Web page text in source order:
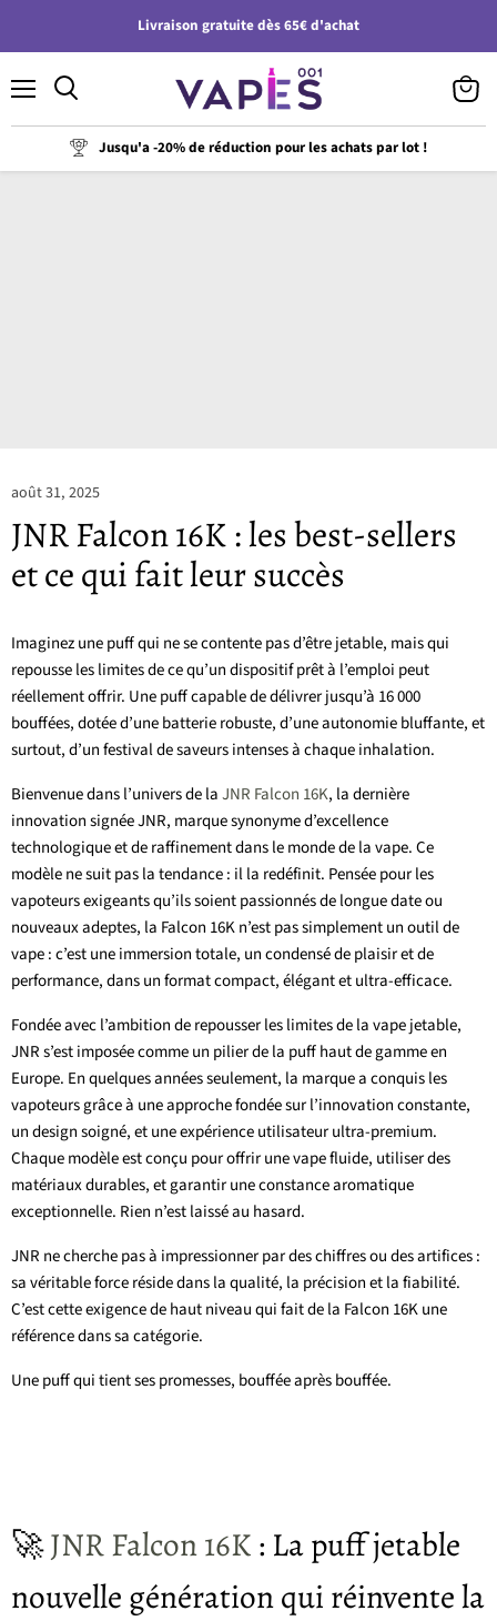
Livraison gratuite dès 65€ d'achat
Jusqu'a -20% de réduction pour les achats par lot !
le
août 31, 2025
JNR Falcon 16K : les best-sellers
et ce qui fait leur succès
Imaginez une puff qui ne se contente pas d’être jetable, mais qui
repousse les limites de ce qu’un dispositif prêt à l’emploi peut
réellement offrir. Une puff capable de délivrer jusqu’à 16 000
bouffées, dotée d’une batterie robuste, d’une autonomie bluffante, et
surtout, d’un festival de saveurs intenses à chaque inhalation.
Bienvenue dans l’univers de laJNR Falcon 16K, la dernière
innovation signée JNR, marque synonyme d’excellence
technologique et de raffinement dans le monde de la vape. Ce
modèle ne suit pas la tendance : il la redéfinit. Pensée pour les
vapoteurs exigeants qu’ils soient passionnés de longue date ou
nouveaux adeptes, la Falcon 16K n’est pas simplement un outil de
vape : c’est une immersion totale, un condensé de plaisir et de
performance, dans un format compact, élégant et ultra-efficace.
Fondée avec l’ambition de repousser les limites de la vape jetable,
JNR s’est imposée comme un pilier de la puff haut de gamme en
Europe. En quelques années seulement, la marque a conquis les
vapoteurs grâce à une approche fondée sur l’innovation constante,
un design soigné, et une expérience utilisateur ultra-premium.
Chaque modèle est conçu pour offrir une vape fluide, utiliser des
matériaux durables, et garantir une constance aromatique
exceptionnelle. Rien n’est laissé au hasard.
JNR ne cherche pas à impressionner par des chiffres ou des artifices :
sa véritable force réside dans la qualité, la précision et la fiabilité.
C’est cette exigence de haut niveau qui fait de la Falcon 16K une
référence dans sa catégorie.
Une puff qui tient ses promesses, bouffée après bouffée.
🚀JNR Falcon 16K : La puff jetable
nouvelle génération qui réinvente la